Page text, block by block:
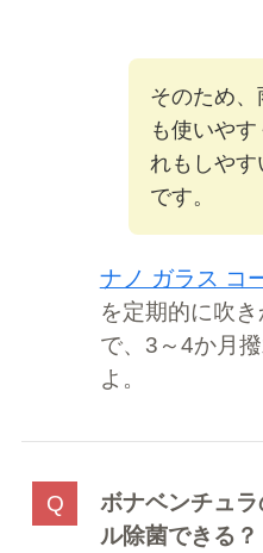
そのため
も使いやす
れもしやす
です。
ナノ ガラス コ
を定期的に吹
で、3～4か月
よ。
ボナベンチュ
ル除菌できる？